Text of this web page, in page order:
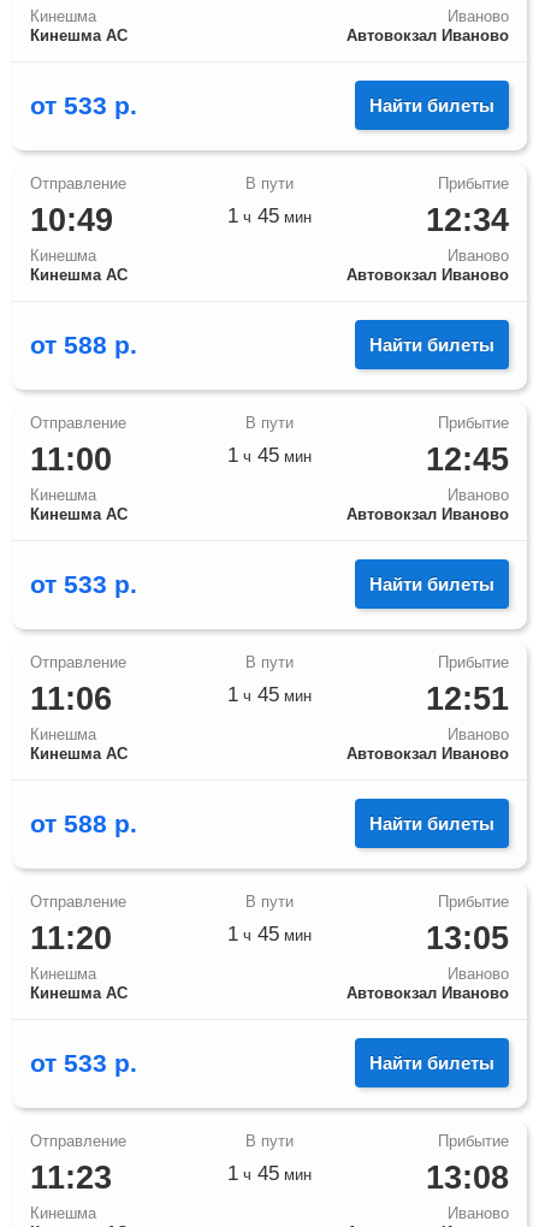
Кинешма
Кинешма АС
Иваново
Автовокзал Иваново
от 533 р. Найти билеты
10:49
Кинешма
Кинешма АС
12:34
Иваново
Автовокзал Иваново
1 ч 45 мин
от 588 р. Найти билеты
11:00
Кинешма
Кинешма АС
12:45
Иваново
Автовокзал Иваново
1 ч 45 мин
от 533 р. Найти билеты
11:06
Кинешма
Кинешма АС
12:51
Иваново
Автовокзал Иваново
1 ч 45 мин
от 588 р. Найти билеты
11:20
Кинешма
Кинешма АС
13:05
Иваново
Автовокзал Иваново
1 ч 45 мин
от 533 р. Найти билеты
11:23
Кинешма
13:08
Иваново
1 ч 45 мин